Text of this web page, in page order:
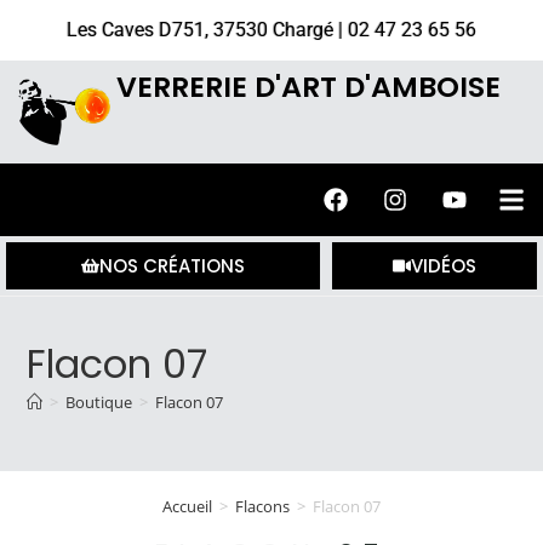
Les Caves D751, 37530 Chargé | 02 47 23 65 56
VERRERIE D'ART D'AMBOISE
NOS CRÉATIONS VIDÉOS
Flacon 07
> Boutique > Flacon 07
Accueil > Flacons > Flacon 07